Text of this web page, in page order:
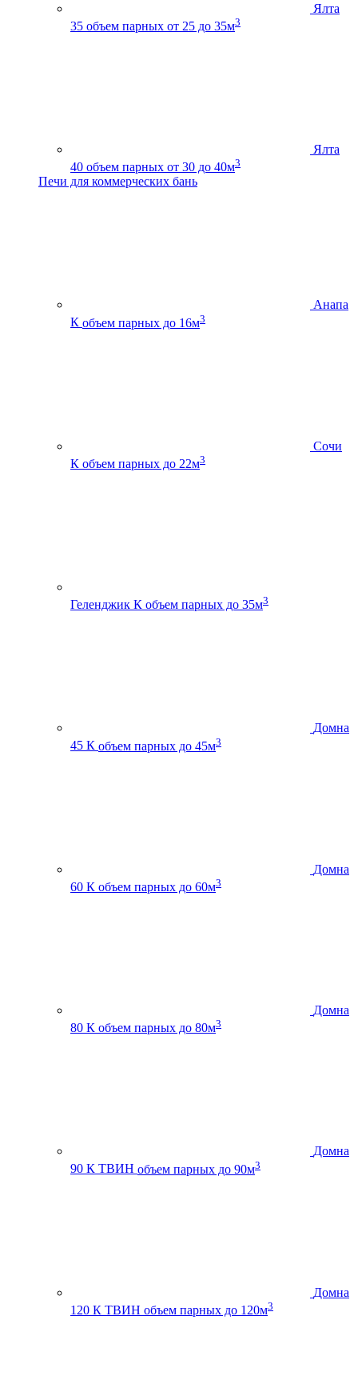
Ялта
35 объем парных от 25 до 35м3
Ялта
40 объем парных от 30 до 40м3
Печи для коммерческих бань
Анапа
К объем парных до 16м3
Сочи
К объем парных до 22м3
Геленджик К объем парных до 35м3
Домна
45 К объем парных до 45м3
Домна
60 К объем парных до 60м3
Домна
80 К объем парных до 80м3
Домна
90 К ТВИН объем парных до 90м3
Домна
120 К ТВИН объем парных до 120м3